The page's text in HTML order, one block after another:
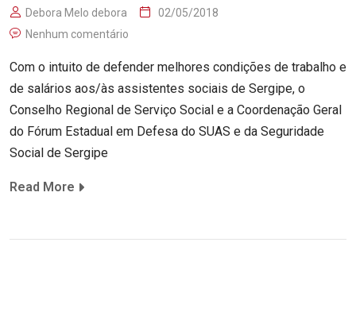
Debora Melo debora
02/05/2018
Nenhum comentário
Com o intuito de defender melhores condições de trabalho e
de salários aos/às assistentes sociais de Sergipe, o
Conselho Regional de Serviço Social e a Coordenação Geral
do Fórum Estadual em Defesa do SUAS e da Seguridade
Social de Sergipe
Read More